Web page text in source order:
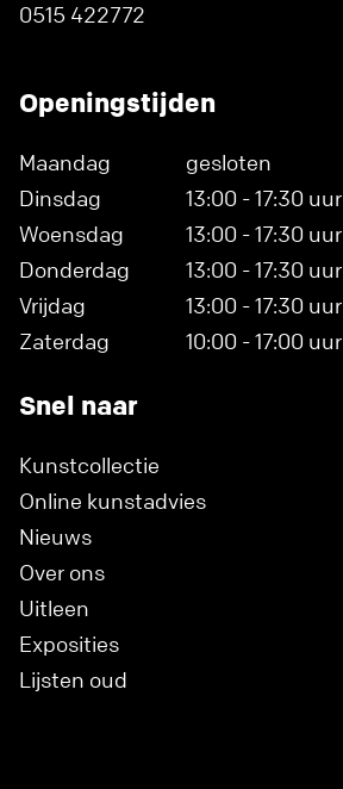
0515 422772
Openingstijden
Maandag
gesloten
Dinsdag
13:00 - 17:30 uur
Woensdag
13:00 - 17:30 uur
Donderdag
13:00 - 17:30 uur
Vrijdag
13:00 - 17:30 uur
Zaterdag
10:00 - 17:00 uur
Snel naar
Kunstcollectie
Online kunstadvies
Nieuws
Over ons
Uitleen
Exposities
Lijsten oud